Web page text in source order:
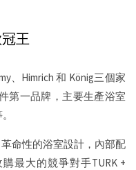
王
、Himrich 和 König三個家
第一品牌，主要生產浴室
革命性的浴室設計，內部配
購最大的競爭對手TURK +